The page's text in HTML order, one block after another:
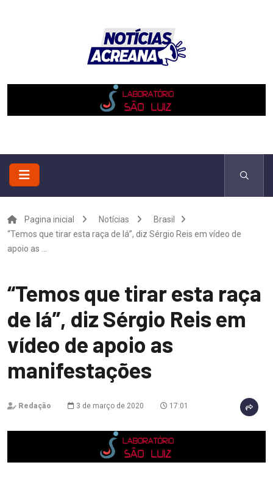
Pagina inicial Notícias
Brasil
“Temos que tirar esta raça de lá”, diz Sérgio Reis em vídeo de
apoio as ...
“Temos que tirar esta raça
de lá”, diz Sérgio Reis em
vídeo de apoio as
manifestações
Redação 3 de março de 2020 17:01